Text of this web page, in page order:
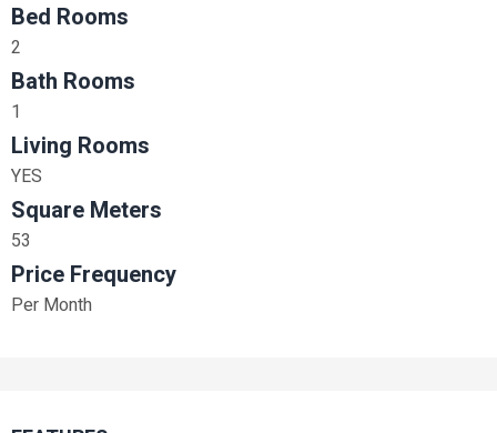
Bed Rooms
2
Bath Rooms
1
Living Rooms
YES
Square Meters
53
Price Frequency
Per Month